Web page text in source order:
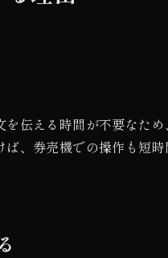
伝える時間が不要なた
、券売機での操作も短